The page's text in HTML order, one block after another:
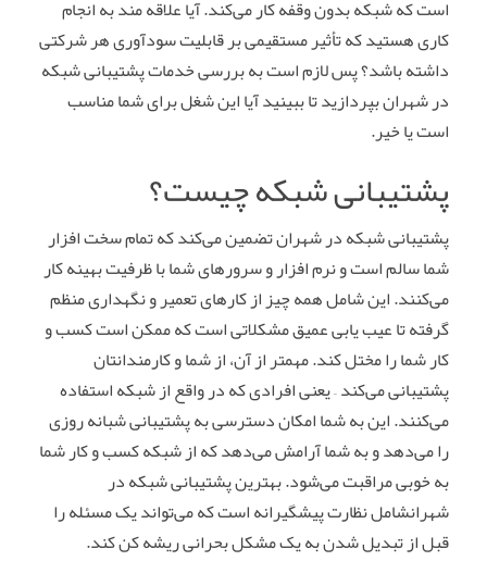
است که شبکه بدون وقفه کار می‌کند. آیا علاقه مند به انجام
کاری هستید که تأثیر مستقیمی بر قابلیت سودآوری هر شرکتی
داشته باشد؟ پس لازم است به بررسی خدمات پشتیبانی شبکه
در شهران بپردازید تا ببینید آیا این شغل برای شما مناسب
است یا خیر.
پشتیبانی شبکه چیست؟
پشتیبانی شبکه در شهران تضمین می‌کند که تمام سخت افزار
شما سالم است و نرم افزار و سرورهای شما با ظرفیت بهینه کار
می‌کنند. این شامل همه چیز از کارهای تعمیر و نگهداری منظم
گرفته تا عیب یابی عمیق مشکلاتی است که ممکن است کسب و
کار شما را مختل کند. مهمتر از آن، از شما و کارمندانتان
پشتیبانی می‌کند – یعنی افرادی که در واقع از شبکه استفاده
می‌کنند. این به شما امکان دسترسی به پشتیبانی شبانه روزی
را می‌دهد و به شما آرامش می‌دهد که از شبکه کسب و کار شما
به خوبی مراقبت می‌شود. بهترین پشتیبانی شبکه در
شهرانشامل نظارت پیشگیرانه است که می‌تواند یک مسئله را
قبل از تبدیل شدن به یک مشکل بحرانی ریشه کن کند.